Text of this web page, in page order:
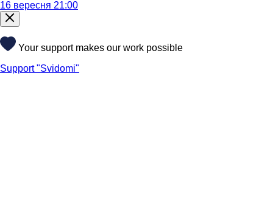
16 вересня 21:00
Your support makes our work possible
Support "Svidomi"